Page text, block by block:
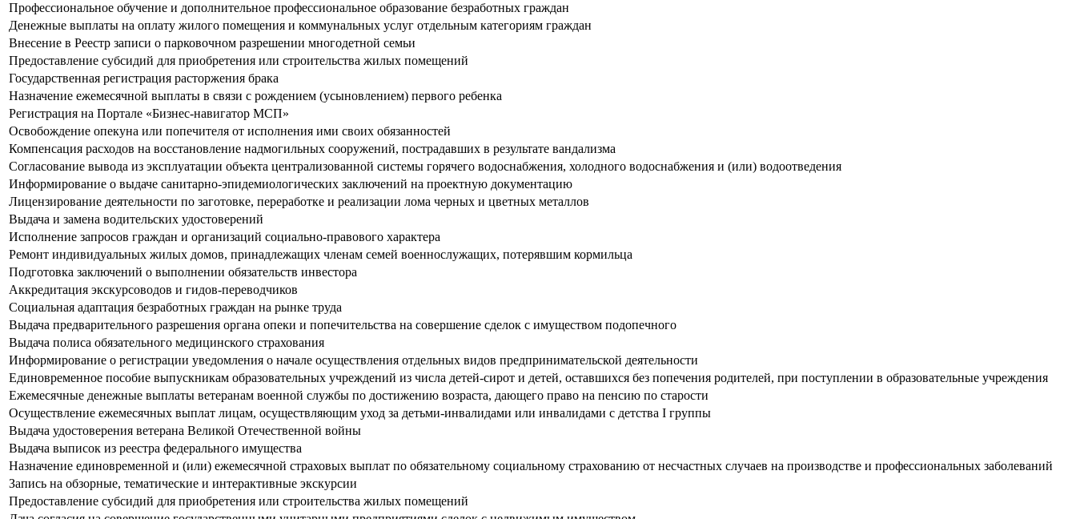
Профессиональное обучение и дополнительное профессиональное образование безработных граждан
Денежные выплаты на оплату жилого помещения и коммунальных услуг отдельным категориям граждан
Внесение в Реестр записи о парковочном разрешении многодетной семьи
Предоставление субсидий для приобретения или строительства жилых помещений
Государственная регистрация расторжения брака
Назначение ежемесячной выплаты в связи с рождением (усыновлением) первого ребенка
Регистрация на Портале «Бизнес-навигатор МСП»
Освобождение опекуна или попечителя от исполнения ими своих обязанностей
Компенсация расходов на восстановление надмогильных сооружений, пострадавших в результате вандализма
Согласование вывода из эксплуатации объекта централизованной системы горячего водоснабжения, холодного водоснабжения и (или) водоотведения
Информирование о выдаче санитарно-эпидемиологических заключений на проектную документацию
Лицензирование деятельности по заготовке, переработке и реализации лома черных и цветных металлов
Выдача и замена водительских удостоверений
Исполнение запросов граждан и организаций социально-правового характера
Ремонт индивидуальных жилых домов, принадлежащих членам семей военнослужащих, потерявшим кормильца
Подготовка заключений о выполнении обязательств инвестора
Аккредитация экскурсоводов и гидов-переводчиков
Социальная адаптация безработных граждан на рынке труда
Выдача предварительного разрешения органа опеки и попечительства на совершение сделок с имуществом подопечного
Выдача полиса обязательного медицинского страхования
Информирование о регистрации уведомления о начале осуществления отдельных видов предпринимательской деятельности
Единовременное пособие выпускникам образовательных учреждений из числа детей-сирот и детей, оставшихся без попечения родителей, при поступлении в образовательные учреждения
Ежемесячные денежные выплаты ветеранам военной службы по достижению возраста, дающего право на пенсию по старости
Осуществление ежемесячных выплат лицам, осуществляющим уход за детьми-инвалидами или инвалидами с детства I группы
Выдача удостоверения ветерана Великой Отечественной войны
Выдача выписок из реестра федерального имущества
Назначение единовременной и (или) ежемесячной страховых выплат по обязательному социальному страхованию от несчастных случаев на производстве и профессиональных заболеваний
Запись на обзорные, тематические и интерактивные экскурсии
Предоставление субсидий для приобретения или строительства жилых помещений